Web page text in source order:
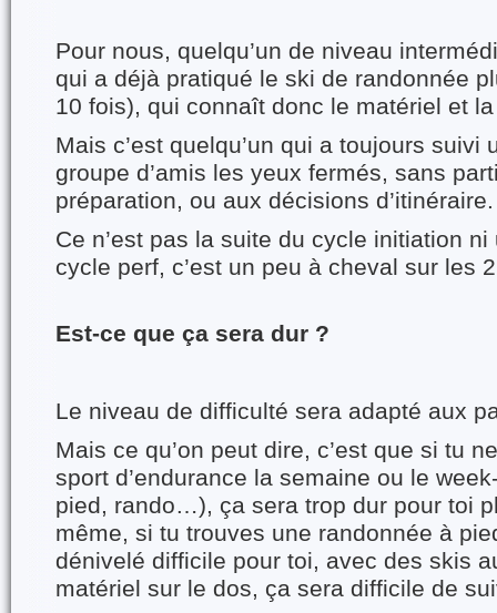
Pour nous, quelqu’un de niveau
qui a déjà pratiqué le ski de randonnée
10 fois), qui connaît donc le matériel et la
Mais c’est quelqu’un qui a toujours suivi
groupe d’amis les yeux fermés, sans
préparation, ou aux décisions d’itinéraire.
Ce n’est pas la suite du cycle initiation
cycle perf, c’est un peu à cheval sur les
Est-ce que ça sera dur ?
Le niveau de difficulté sera adapté aux
Mais ce qu’on peut dire, c’est que si tu
sport d’endurance la semaine ou le
pied, rando…), ça sera trop dur pour toi
même, si tu trouves une randonnée à
dénivelé difficile pour toi, avec des skis
matériel sur le dos, ça sera difficile de